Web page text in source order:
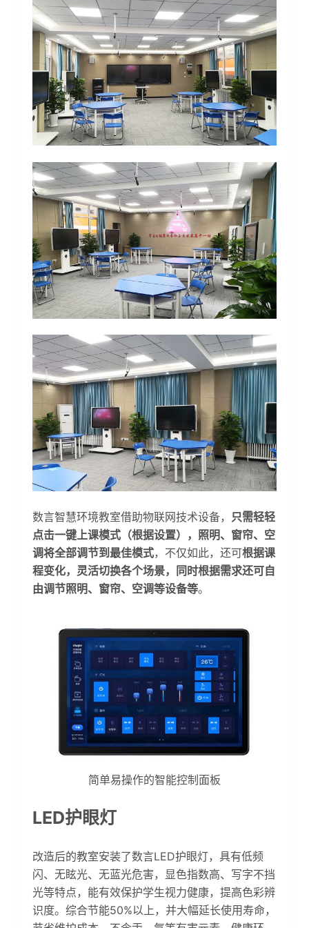
数言智慧环境教室借助物联网技术设备， 只需轻轻
点击一键上课模式（根据设置），照明、窗帘、空
调将全部调节到最佳模式，不仅如此，还可根据课
程变化，灵活切换各个场景，同时根据需求还可自
由调节照明、窗帘、空调等设备等。
简单易操作的智能控制面板
LED护眼灯
改造后的教室安装了数言LED护眼灯，具有低频
闪、无眩光、无蓝光危害，显色指数高、写字不挡
光等特点，能有效保护学生视力健康，提高色彩辨
识度。综合节能50%以上，并大幅延长使用寿命，